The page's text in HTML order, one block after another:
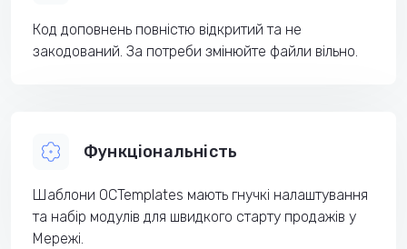
Код доповнень повністю відкритий та не
закодований. За потреби змінюйте файли вільно.
Функціональність
Шаблони OCTemplates мають гнучкі налаштування
та набір модулів для швидкого старту продажів у
Мережі.